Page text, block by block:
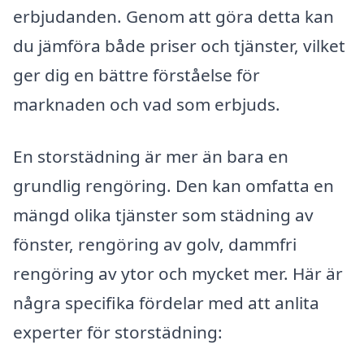
erbjudanden. Genom att göra detta kan
du jämföra både priser och tjänster, vilket
ger dig en bättre förståelse för
marknaden och vad som erbjuds.
En storstädning är mer än bara en
grundlig rengöring. Den kan omfatta en
mängd olika tjänster som städning av
fönster, rengöring av golv, dammfri
rengöring av ytor och mycket mer. Här är
några specifika fördelar med att anlita
experter för storstädning: